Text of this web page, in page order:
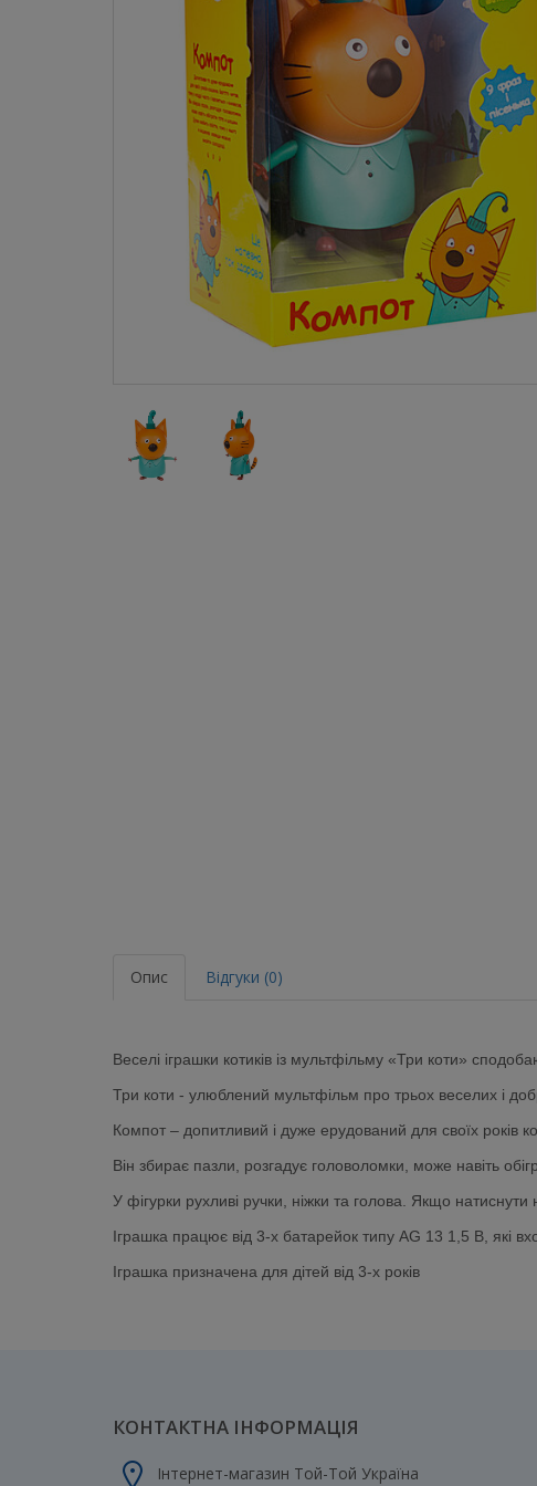
Опис Відгуки (0)
Веселі іграшки котиків із мультфільму «Три коти»
Три коти - улюблений мультфільм про трьох веселих і
Компот – допитливий і дуже ерудований для своїх років
Він збирає пазли, розгадує головоломки, може навіть
У фігурки рухливі ручки, ніжки та голова. Якщо
Іграшка працює від 3-х батарейок типу AG 13 1,5 В, які
Іграшка призначена для дітей від 3-х років
КОНТАКТНА ІНФОРМАЦІЯ
Інтернет-магазин Той-Той Україна